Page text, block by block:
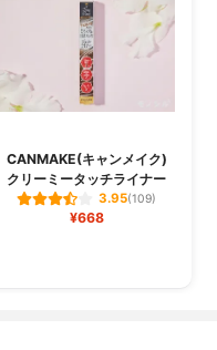
CANMAKE(キャンメイク)
クリーミータッチライナー
3.95(109)
¥668